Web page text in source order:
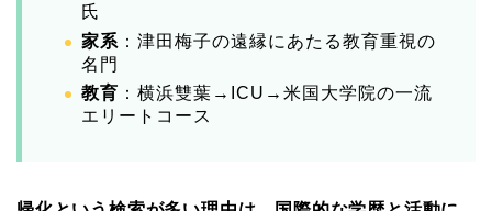
氏
家系 ：津田梅子の遠縁にあたる教育重視の
名門
教育 ：横浜雙葉→ICU→米国大学院の一流
エリートコース